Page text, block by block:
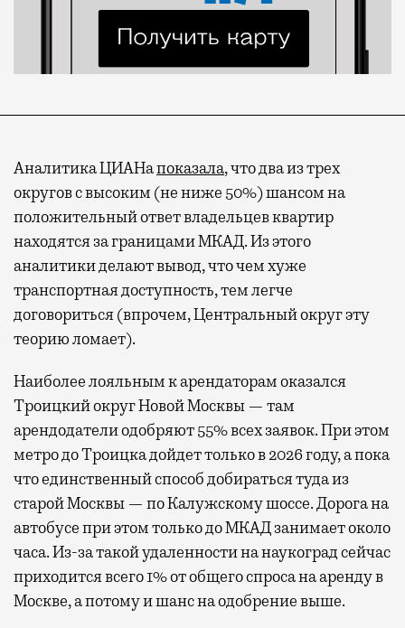
Аналитика ЦИАНапоказала, что два из трех
округов с высоким (не ниже 50%) шансом на
положительный ответ владельцев квартир
находятся за границами МКАД. Из этого
аналитики делают вывод, что чем хуже
транспортная доступность, тем легче
договориться (впрочем, Центральный округ эту
теорию ломает).
Наиболее лояльным к арендаторам оказался
Троицкий округ Новой Москвы — там
арендодатели одобряют 55% всех заявок. При этом
метро до Троицка дойдет только в 2026 году, а пока
что единственный способ добираться туда из
старой Москвы — по Калужскому шоссе. Дорога на
автобусе при этом только до МКАД занимает около
часа. Из-за такой удаленности на наукоград сейчас
приходится всего 1% от общего спроса на аренду в
Москве, а потому и шанс на одобрение выше.